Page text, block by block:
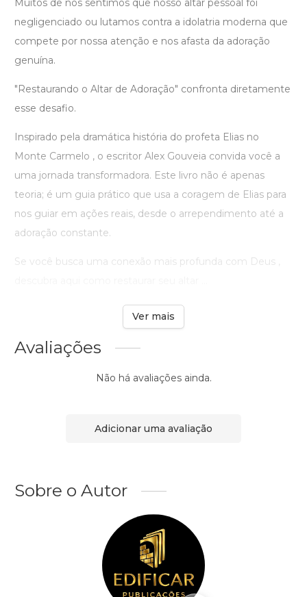
Muitos de nós sentimos que nosso altar pessoal foi
negligenciado ou lutamos contra a idolatria moderna que
compete por nossa atenção e nos afasta da adoração
genuína.
"Restaurando o Altar de Adoração" confronta diretamente
esse desafio.
Inspirado pela dramática história do profeta Elias no
Monte Carmelo , o escritor Alex Gouveia convida você a
uma jornada transformadora. Este livro não é apenas
teoria; é um guia prático que usa a coragem de Elias para
nos guiar em ações reais, desde o arrependimento até a
adoração constante.
Se você busca uma conexão mais profunda com Deus ,
Ver mais
Avaliações
Não há avaliações ainda.
Adicionar uma avaliação
Sobre o Autor